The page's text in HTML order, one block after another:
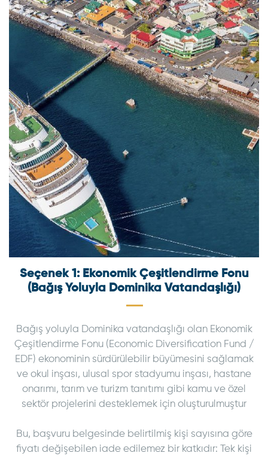
Seçenek 1: Ekonomik Çeşitlendirme Fonu
(Bağış Yoluyla Dominika Vatandaşlığı)
Bağış yoluyla Dominika vatandaşlığı olan Ekonomik
Çeşitlendirme Fonu (Economic Diversification Fund /
EDF) ekonominin sürdürülebilir büyümesini sağlamak
ve okul inşası, ulusal spor stadyumu inşası, hastane
onarımı, tarım ve turizm tanıtımı gibi kamu ve özel
sektör projelerini desteklemek için oluşturulmuştur
Bu, başvuru belgesinde belirtilmiş kişi sayısına göre
fiyatı değişebilen iade edilemez bir katkıdır: Tek kişi